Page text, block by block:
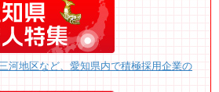
河地区など、愛知県内で積極採用企業の